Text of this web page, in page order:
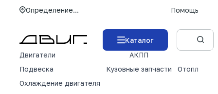
Определение... Помощь
Каталог
Двигатели
АКПП
Подвеска
Кузовные запчасти
Отопление
Охлаждение двигателя